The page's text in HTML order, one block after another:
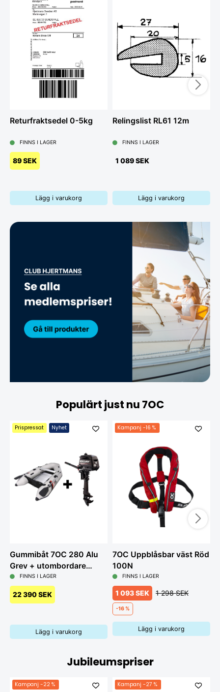
Returfraktsedel 0-5kg
FINNS I LAGER
89 SEK
Lägg i varukorg
Relingslist RL61 12m
FINNS I LAGER
1 089 SEK
Lägg i varukorg
Populärt just nu 7OC
Prispressat Nyhet
Gummibåt 7OC 280 Alu
Grey + utombordare
Mercury 6hk
FINNS I LAGER
22 390 SEK
Lägg i varukorg
Kampanj -16 %
7OC Uppblåsbar väst Röd
100N
FINNS I LAGER
1 093 SEK 1 298 SEK
-16 %
Lägg i varukorg
Jubileumspriser
Kampanj -22 % Kampanj -27 %